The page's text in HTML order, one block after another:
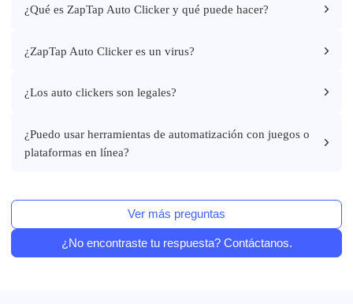
¿Qué es ZapTap Auto Clicker y qué puede hacer?
¿ZapTap Auto Clicker es un virus?
¿Los auto clickers son legales?
¿Puedo usar herramientas de automatización con juegos o
plataformas en línea?
Ver más preguntas
¿No encontraste tu respuesta? Contáctanos.